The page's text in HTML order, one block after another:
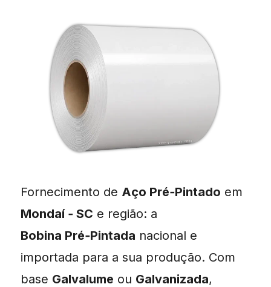
Fornecimento de Aço Pré‑Pintado em
Mondaí ‑ SC e região: a
Bobina Pré‑Pintada nacional e
importada para a sua produção. Com
base Galvalume ou Galvanizada,